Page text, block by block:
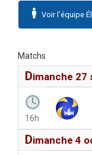
Voir l’équipe
Matchs
dimanche 27
16h
dimanche 4